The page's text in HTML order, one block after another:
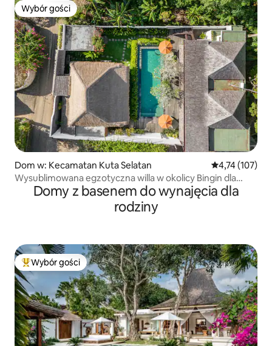
Wybór gości
Wybór gości
Dom w: Kecamatan Kuta Selatan Średnia
4,74 (107)
Wysublimowana egzotyczna willa w okolicy Bingin dla
dużych grup
Domy z basenem do wynajęcia dla
rodziny
Najpopularniejsze z kategorii Wybór gości
Wybór gości